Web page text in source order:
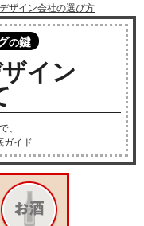
ザイン会社の選び方
の鍵
イン
、
ガイド